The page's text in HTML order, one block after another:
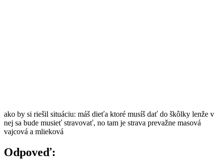
ako by si riešil situáciu: máš dieťa ktoré musíš dať do škôlky lenže v
nej sa bude musieť stravovať, no tam je strava prevažne masová
vajcová a mlieková
Odpoveď: